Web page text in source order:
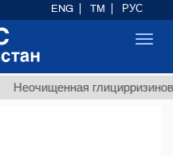
Неочищенная
ENG TM РУС